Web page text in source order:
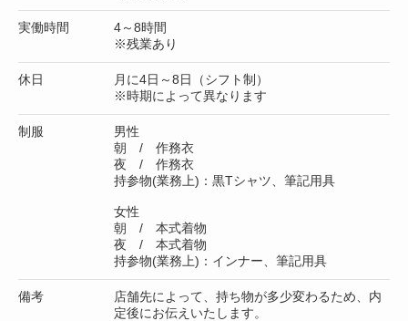
実働時間
4～8時間
※残業あり
休日
月に4日～8日（シフト制）
※時期によって異なります
制服
男性
朝 / 作務衣
夜 / 作務衣
持参物(業務上)：黒Tシャツ、筆記用具
女性
朝 / 本式着物
夜 / 本式着物
持参物(業務上)：インナー、筆記用具
備考
店舗先によって、持ち物が多少変わるため、内
定後にお伝えいたします。